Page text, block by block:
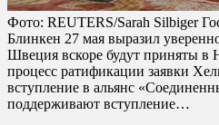
Фото: REUTERS/Sarah Silbiger
Блинкен 27 мая выразил
Швеция вскоре будут приняты
процесс ратификации заявки
вступление в альянс
поддерживают вступление…